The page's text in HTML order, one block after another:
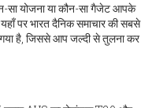
सा योजना या कौन-सा गैजेट आपके
पर भारत दैनिक समाचार की सबसे
है, जिससे आप जल्दी से तुलना कर